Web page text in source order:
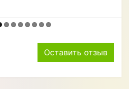
Оставить отзыв